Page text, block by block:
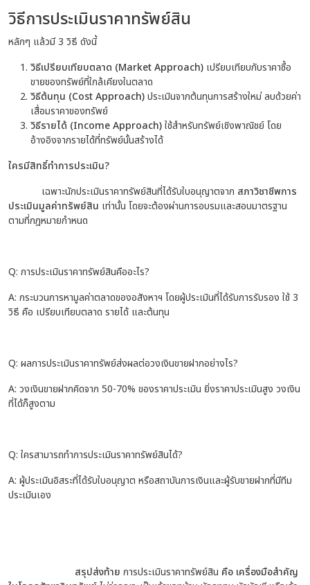
วิธีการประเมินราคาทรัพย์สิน
หลักๆ แล้วมี 3 วิธี ดังนี้
วิธีเปรียบเทียบตลาด (Market Approach) เปรียบเทียบกับราคาซื้อ
ขายของทรัพย์ที่ใกล้เคียงในตลาด
วิธีต้นทุน (Cost Approach)ประเมินจากต้นทุนการสร้างใหม่ ลบด้วยค่า
เสื่อมราคาของทรัพย์
วิธีรายได้ (Income Approach)ใช้สำหรับทรัพย์เชิงพาณิชย์ โดย
อ้างอิงจากรายได้ที่ทรัพย์นั้นสร้างได้
ใครมีสิทธิ์ทำการประเมิน?
เฉพาะนักประเมินราคาทรัพย์สินที่ได้รับใบอนุญาตจาก สภาวิชาชีพการ
ประเมินมูลค่าทรัพย์สิน เท่านั้น โดยจะต้องผ่านการอบรมและสอบมาตรฐาน
ตามที่กฎหมายกำหนด
Q: การประเมินราคาทรัพย์สินคืออะไร?
A: กระบวนการหามูลค่าตลาดของอสังหาฯ โดยผู้ประเมินที่ได้รับการรับรอง ใช้ 3
วิธี คือ เปรียบเทียบตลาด รายได้ และต้นทุน
Q: ผลการประเมินราคาทรัพย์ส่งผลต่อวงเงินขายฝากอย่างไร?
A: วงเงินขายฝากคิดจาก 50-70% ของราคาประเมิน ยิ่งราคาประเมินสูง วงเงิน
ที่ได้ก็สูงตาม
Q: ใครสามารถทำการประเมินราคาทรัพย์สินได้?
A: ผู้ประเมินอิสระที่ได้รับใบอนุญาต หรือสถาบันการเงินและผู้รับขายฝากที่มีทีม
ประเมินเอง
สรุปส่งท้าย การประเมินราคาทรัพย์สิน คือ เครื่องมือสำคัญ